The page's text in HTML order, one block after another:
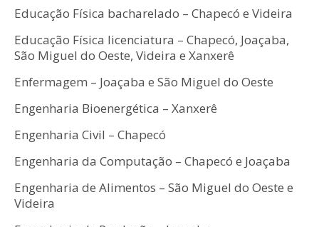
Educação Física bacharelado – Chapecó e Videira
Educação Física licenciatura – Chapecó, Joaçaba,
São Miguel do Oeste, Videira e Xanxerê
Enfermagem – Joaçaba e São Miguel do Oeste
Engenharia Bioenergética – Xanxerê
Engenharia Civil – Chapecó
Engenharia da Computação – Chapecó e Joaçaba
Engenharia de Alimentos – São Miguel do Oeste e
Videira